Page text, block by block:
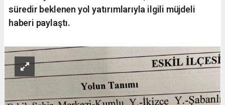
süredir beklenen yol yatırımlarıyla ilgili müjdeli
haberi paylaştı.